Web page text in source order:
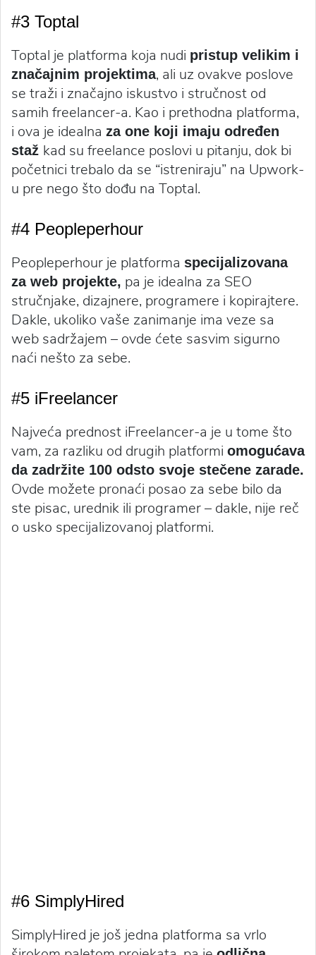
#3 Toptal
Toptal je platforma koja nudi pristup velikim i
značajnim projektima, ali uz ovakve poslove
se traži i značajno iskustvo i stručnost od
samih freelancer-a. Kao i prethodna platforma,
i ova je idealna za one koji imaju određen
staž kad su freelance poslovi u pitanju, dok bi
početnici trebalo da se “istreniraju” na Upwork-
u pre nego što dođu na Toptal.
#4 Peopleperhour
Peopleperhour je platforma specijalizovana
za web projekte, pa je idealna za SEO
stručnjake, dizajnere, programere i kopirajtere.
Dakle, ukoliko vaše zanimanje ima veze sa
web sadržajem – ovde ćete sasvim sigurno
naći nešto za sebe.
#5 iFreelancer
Najveća prednost iFreelancer-a je u tome što
vam, za razliku od drugih platformi omogućava
da zadržite 100 odsto svoje stečene zarade.
Ovde možete pronaći posao za sebe bilo da
ste pisac, urednik ili programer – dakle, nije reč
o usko specijalizovanoj platformi.
#6 SimplyHired
SimplyHired je još jedna platforma sa vrlo